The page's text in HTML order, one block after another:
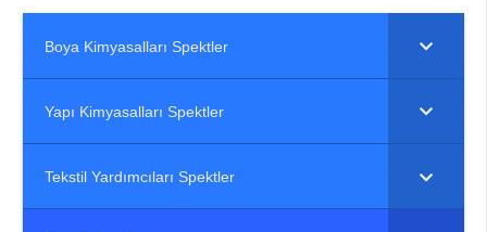
Boya Kimyasalları Spektler
Yapı Kimyasalları Spektler
Tekstil Yardımcıları Spektler